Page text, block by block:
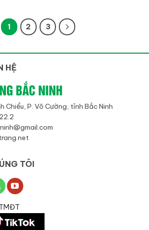
1 2 3
HỆ
Chiểu, P. Võ Cường, tỉnh Bắc Ninh
TÔI